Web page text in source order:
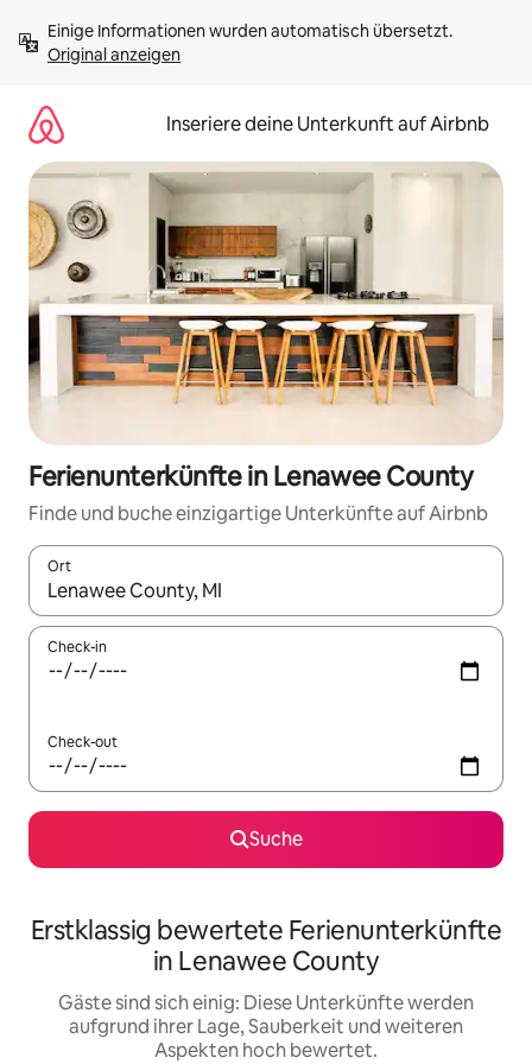
Inhalten
springenOriginal anzeigen
Inseriere deine Unterkunft auf Airbnb
Ferienunterkünfte in Lenawee County
Finde und buche einzigartige Unterkünfte auf Airbnb
Ort
Wenn Ergebnisse verfügbar sind, navigiere mit den
Check-in
Check-out
Suche
Erstklassig bewertete Ferienunterkünfte
in Lenawee County
Gäste sind sich einig: Diese Unterkünfte werden
aufgrund ihrer Lage, Sauberkeit und weiteren
Aspekten hoch bewertet.